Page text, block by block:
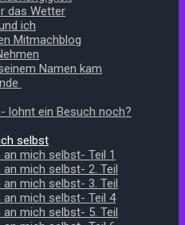
das Wetter
ich
Mitmachblog
Namen kam
lohnt ein Besuch noch?
selbst
an mich selbst- Teil 1
an mich selbst- 2. Teil
an mich selbst- 3. Teil
an mich selbst- Teil 4
an mich selbst- 5. Teil